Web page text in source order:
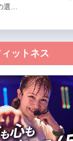
選…
ットネス